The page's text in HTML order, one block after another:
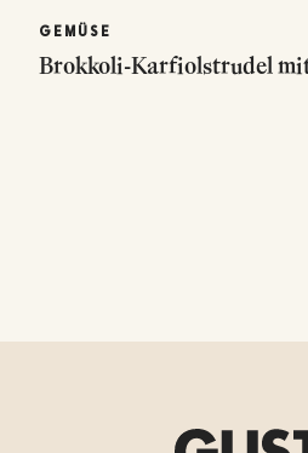
GEMÜSE
Brokkoli-Karfiolstrudel